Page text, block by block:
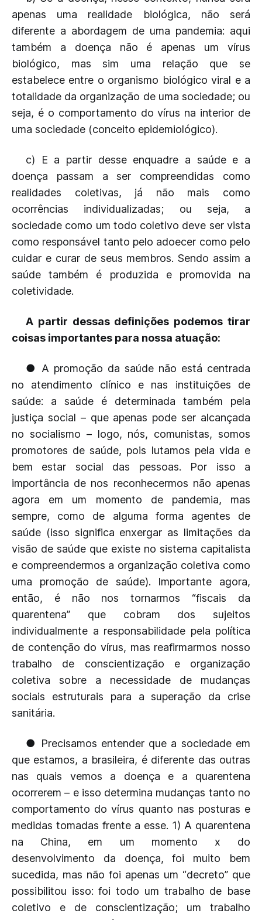
apenas uma realidade biológica, não será
diferente a abordagem de uma pandemia: aqui
também a doença não é apenas um vírus
biológico, mas sim uma relação que se
estabelece entre o organismo biológico viral e a
totalidade da organização de uma sociedade; ou
seja, é o comportamento do vírus na interior de
uma sociedade (conceito epidemiológico).
c) E a partir desse enquadre a saúde e a
doença passam a ser compreendidas como
realidades coletivas, já não mais como
ocorrências individualizadas; ou seja, a
sociedade como um todo coletivo deve ser vista
como responsável tanto pelo adoecer como pelo
cuidar e curar de seus membros. Sendo assim a
saúde também é produzida e promovida na
coletividade.
A partir dessas definições podemos tirar
coisas importantes para nossa atuação:
● A promoção da saúde não está centrada
no atendimento clínico e nas instituições de
saúde: a saúde é determinada também pela
justiça social – que apenas pode ser alcançada
no socialismo – logo, nós, comunistas, somos
promotores de saúde, pois lutamos pela vida e
bem estar social das pessoas. Por isso a
importância de nos reconhecermos não apenas
agora em um momento de pandemia, mas
sempre, como de alguma forma agentes de
saúde (isso significa enxergar as limitações da
visão de saúde que existe no sistema capitalista
e compreendermos a organização coletiva como
uma promoção de saúde). Importante agora,
então, é não nos tornarmos “fiscais da
quarentena” que cobram dos sujeitos
individualmente a responsabilidade pela política
de contenção do vírus, mas reafirmarmos nosso
trabalho de conscientização e organização
coletiva sobre a necessidade de mudanças
sociais estruturais para a superação da crise
sanitária.
● Precisamos entender que a sociedade em
que estamos, a brasileira, é diferente das outras
nas quais vemos a doença e a quarentena
ocorrerem – e isso determina mudanças tanto no
comportamento do vírus quanto nas posturas e
medidas tomadas frente a esse. 1) A quarentena
na China, em um momento x do
desenvolvimento da doença, foi muito bem
sucedida, mas não foi apenas um “decreto” que
possibilitou isso: foi todo um trabalho de base
coletivo e de conscientização; um trabalho